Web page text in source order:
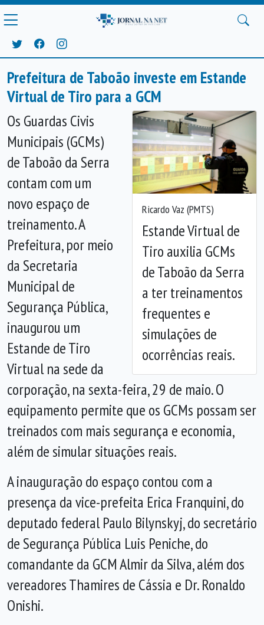
Prefeitura de Taboão investe em Estande
Virtual de Tiro para a GCM
Ricardo Vaz (PMTS)
Estande Virtual de
Tiro auxilia GCMs
de Taboão da Serra
a ter treinamentos
frequentes e
simulações de
ocorrências reais.
Anterior
Os Guardas Civis
Municipais (GCMs)
de Taboão da Serra
contam com um
novo espaço de
treinamento. A
Prefeitura, por meio
da Secretaria
Municipal de
Segurança Pública,
inaugurou um
Estande de Tiro
Virtual na sede da
corporação, na sexta-feira, 29 de maio. O
equipamento permite que os GCMs possam ser
treinados com mais segurança e economia,
além de simular situações reais.
A inauguração do espaço contou com a
presença da vice-prefeita Erica Franquini, do
deputado federal Paulo Bilynskyj, do secretário
de Segurança Pública Luis Peniche, do
comandante da GCM Almir da Silva, além dos
vereadores Thamires de Cássia e Dr. Ronaldo
Onishi.